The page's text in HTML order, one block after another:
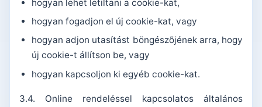
hogyan lehet letiltani a cookie-kat,
hogyan fogadjon el új cookie-kat, vagy
hogyan adjon utasítást böngészõjének arra, hogy
új cookie-t állítson be, vagy
hogyan kapcsoljon ki egyéb cookie-kat.
3.4. Online rendeléssel kapcsolatos általános